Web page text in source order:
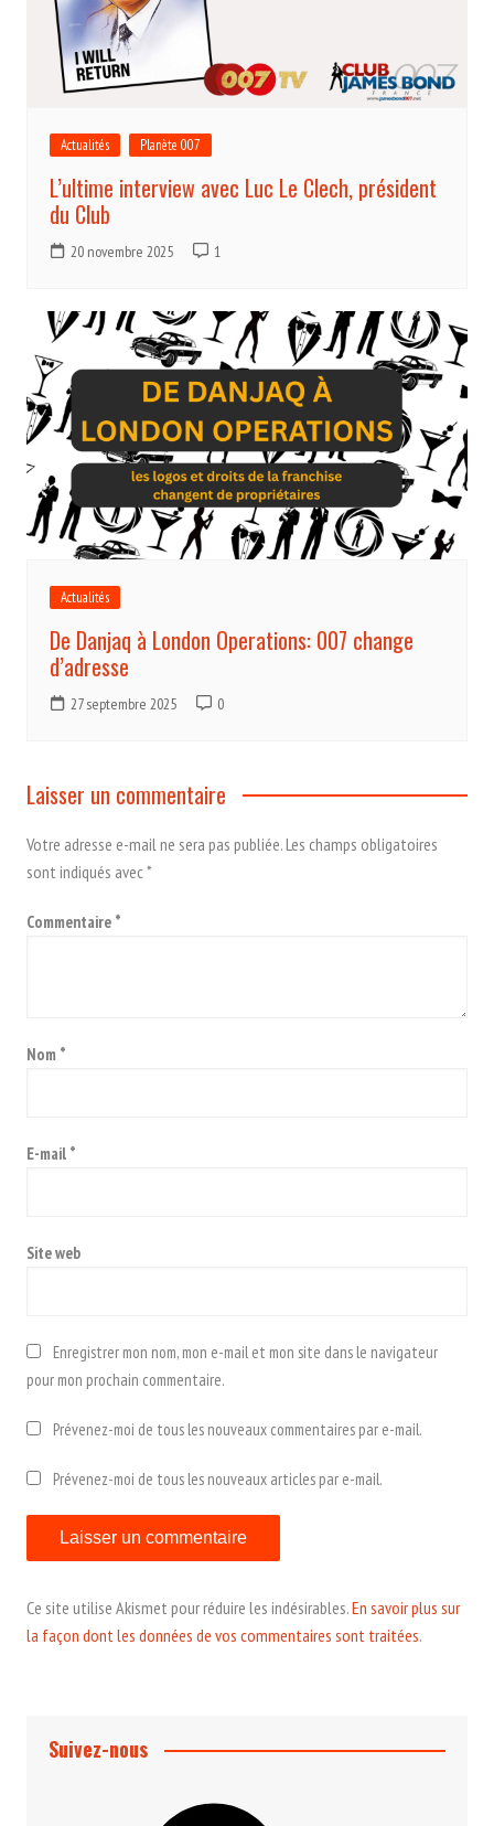
Actualités Planète 007
L’ultime interview avec Luc Le Clech, président
du Club
20 novembre 2025 1
Actualités
De Danjaq à London Operations: 007 change
d’adresse
27 septembre 2025 0
Laisser un commentaire
Votre adresse e-mail ne sera pas publiée.Les champs obligatoires
sont indiqués avec*
Commentaire *
Nom *
E-mail *
Site web
Enregistrer mon nom, mon e-mail et mon site dans le navigateur
pour mon prochain commentaire.
Prévenez-moi de tous les nouveaux commentaires par e-mail.
Prévenez-moi de tous les nouveaux articles par e-mail.
Ce site utilise Akismet pour réduire les indésirables.En savoir plus sur
la façon dont les données de vos commentaires sont traitées.
Suivez-nous